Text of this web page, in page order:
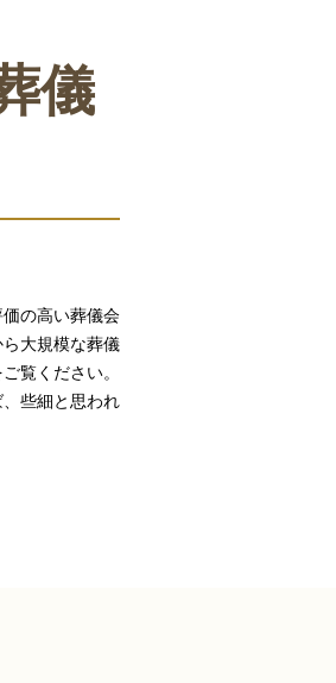
儀
の高い葬儀会
大規模な葬儀
覧ください。
些細と思われ